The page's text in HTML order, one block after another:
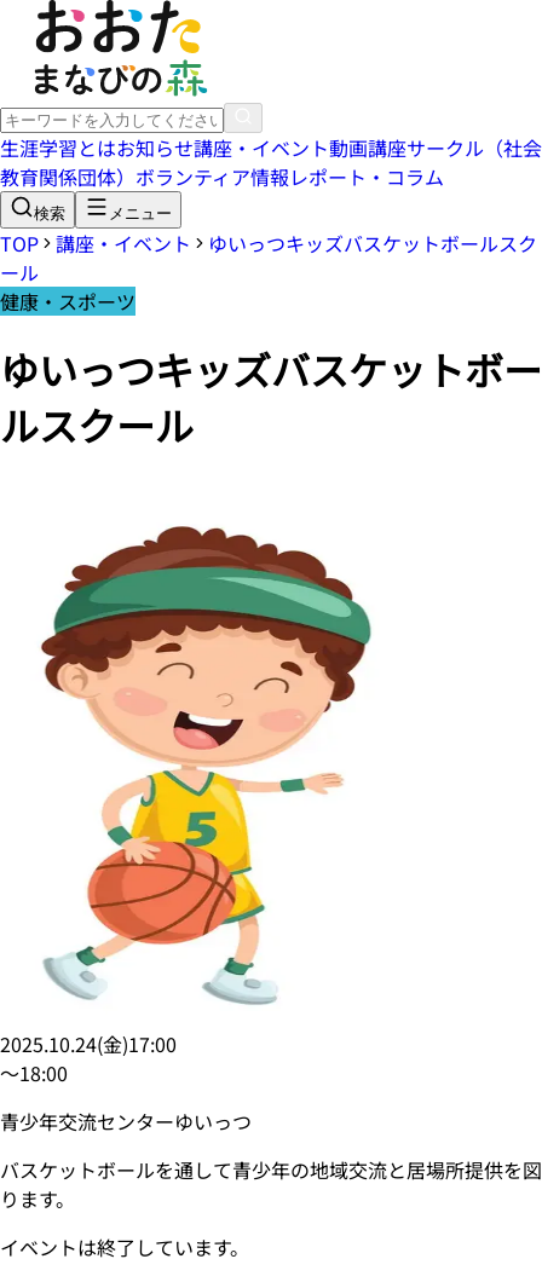
生涯学習とはお知らせ講座・イベント動画講座サークル（社会
教育関係団体） ボランティア情報レポート・コラム
検索 メニュー
TOP 講座・イベント
ゆいっつキッズバスケットボールスク
ール
健康・スポーツ
ゆいっつキッズバスケットボー
ルスクール
2025.10.24(金)17:00
〜18:00
青少年交流センターゆいっつ
バスケットボールを通して青少年の地域交流と居場所提供を図
ります。
イベントは終了しています。